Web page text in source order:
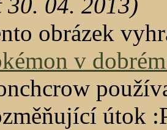
30. 04. 2013)
obrázek
v
útok